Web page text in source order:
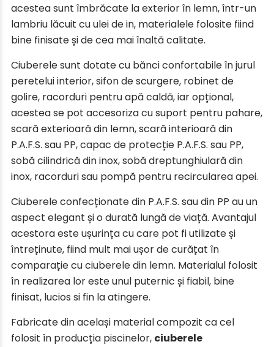
acestea sunt îmbrăcate la exterior în lemn, într-un
lambriu lăcuit cu ulei de in, materialele folosite fiind
bine finisate și de cea mai înaltă calitate.
Ciuberele sunt dotate cu bănci confortabile în jurul
peretelui interior, sifon de scurgere, robinet de
golire, racorduri pentru apă caldă, iar opțional,
acestea se pot accesoriza cu suport pentru pahare,
scară exterioară din lemn, scară interioară din
P.A.F.S. sau PP, capac de protecție P.A.F.S. sau PP,
sobă cilindrică din inox, sobă dreptunghiulară din
inox, racorduri sau pompă pentru recircularea apei.
Ciuberele confecționate din P.A.F.S. sau din PP au un
aspect elegant și o durată lungă de viață. Avantajul
acestora este ușurința cu care pot fi utilizate și
întreținute, fiind mult mai ușor de curățat în
comparație cu ciuberele din lemn. Materialul folosit
în realizarea lor este unul puternic și fiabil, bine
finisat, lucios si fin la atingere.
Fabricate din același material compozit ca cel
folosit în producția piscinelor, ciuberele